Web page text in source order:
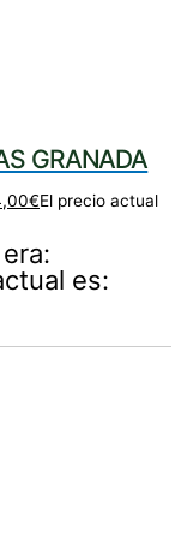
GRANADA
€El precio actual
es: